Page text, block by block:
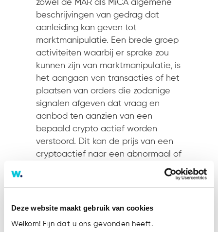
Deze website maakt gebruik van cookies
Welkom! Fijn dat u ons gevonden heeft.
zowel de MAR als MiCA algemene
beschrijvingen van gedrag dat
aanleiding kan geven tot
marktmanipulatie. Een brede groep
activiteiten waarbij er sprake zou
kunnen zijn van marktmanipulatie, is
het aangaan van transacties of het
plaatsen van orders die zodanige
signalen afgeven dat vraag en
aanbod ten aanzien van een
bepaald crypto actief worden
verstoord. Dit kan de prijs van een
cryptoactief naar een abnormaal of
waarbij grote aankopen van
opdrijven en andere